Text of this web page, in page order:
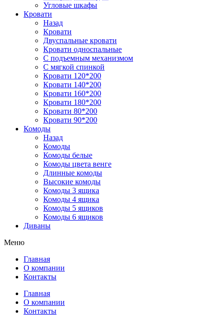
Угловые шкафы
Кровати
Назад
Кровати
Двуспальные кровати
Кровати односпальные
С подъемным механизмом
С мягкой спинкой
Кровати 120*200
Кровати 140*200
Кровати 160*200
Кровати 180*200
Кровати 80*200
Кровати 90*200
Комоды
Назад
Комоды
Комоды белые
Комоды цвета венге
Длинные комоды
Высокие комоды
Комоды 3 ящика
Комоды 4 ящика
Комоды 5 ящиков
Комоды 6 ящиков
Диваны
Меню
Главная
О компании
Контакты
Главная
О компании
Контакты